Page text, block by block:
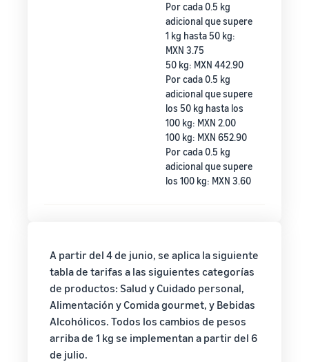
Por cada 0.5 kg
adicional que supere
1 kg hasta 50 kg:
MXN 3.75
50 kg: MXN 442.90
Por cada 0.5 kg
adicional que supere
los 50 kg hasta los
100 kg: MXN 2.00
100 kg: MXN 652.90
Por cada 0.5 kg
adicional que supere
los 100 kg: MXN 3.60
A partir del 4 de junio, se aplica la siguiente
tabla de tarifas a las siguientes categorías
de productos: Salud y Cuidado personal,
Alimentación y Comida gourmet, y Bebidas
Alcohólicos. Todos los cambios de pesos
arriba de 1 kg se implementan a partir del 6
de julio.